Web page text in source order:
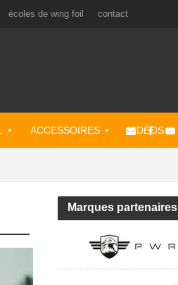
écoles de wing foil contact
ACCESSOIRES VIDÉOS
Marques partenaires